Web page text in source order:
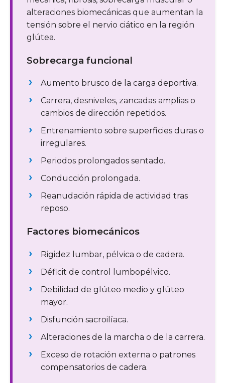
alteraciones biomecánicas que aumentan la
tensión sobre el nervio ciático en la región
glútea.
Sobrecarga funcional
Aumento brusco de la carga deportiva.
Carrera, desniveles, zancadas amplias o
cambios de dirección repetidos.
Entrenamiento sobre superficies duras o
irregulares.
Periodos prolongados sentado.
Conducción prolongada.
Reanudación rápida de actividad tras
reposo.
Factores biomecánicos
Rigidez lumbar, pélvica o de cadera.
Déficit de control lumbopélvico.
Debilidad de glúteo medio y glúteo
mayor.
Disfunción sacroilíaca.
Alteraciones de la marcha o de la carrera.
Exceso de rotación externa o patrones
compensatorios de cadera.